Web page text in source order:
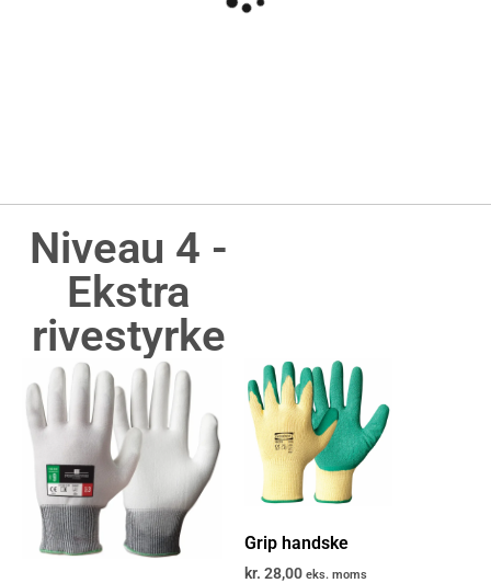
Niveau 4 -
Ekstra
rivestyrke
Grip handske
kr. 28,00 eks. moms